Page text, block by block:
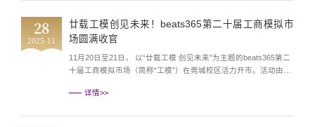
接国际前沿的关键实践”。她指出...
28
2025-11
廿载工模创见未来！beats365第二十届工商模拟市
场圆满收官
11月20日至21日， 以“廿载工模 创见未来”为主题的beats365第二
十届工商模拟市场（简称“工模”）在莞城校区活力开市。活动由校
色摊位，涵盖员工创想、欢乐游戏、校外联盟、员工领航、公益助
详情>>